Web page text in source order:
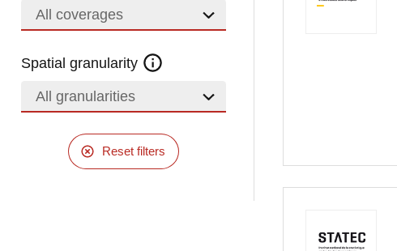
All coverages
Spatial granularity
All granularities
Reset filters